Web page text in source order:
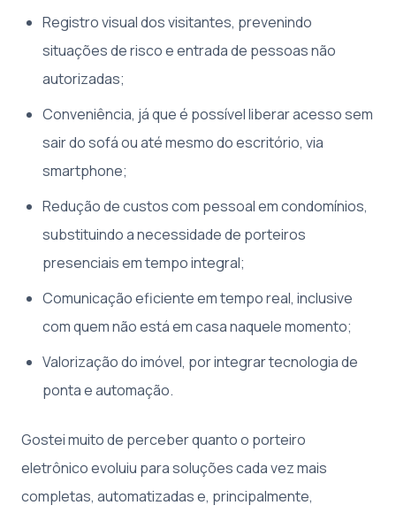
Registro visual dos visitantes, prevenindo
situações de risco e entrada de pessoas não
autorizadas;
Conveniência, já que é possível liberar acesso sem
sair do sofá ou até mesmo do escritório, via
smartphone;
Redução de custos com pessoal em condomínios,
substituindo a necessidade de porteiros
presenciais em tempo integral;
Comunicação eficiente em tempo real, inclusive
com quem não está em casa naquele momento;
Valorização do imóvel, por integrar tecnologia de
ponta e automação.
Gostei muito de perceber quanto o porteiro
eletrônico evoluiu para soluções cada vez mais
completas, automatizadas e, principalmente,